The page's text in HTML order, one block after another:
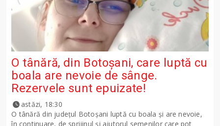
O tânără, din Botoșani, care luptă cu
boala are nevoie de sânge.
Rezervele sunt epuizate!
astăzi, 18:30
O tânără din județul Botoșani luptă cu boala și are nevoie,
în continuare, de sprijinul și ajutorul semenilor care pot